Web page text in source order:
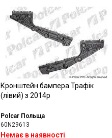
Кронштейн бампера Трафік
(лівий) з 2014р
Polcar Польща
60N29613
Немає в наявності